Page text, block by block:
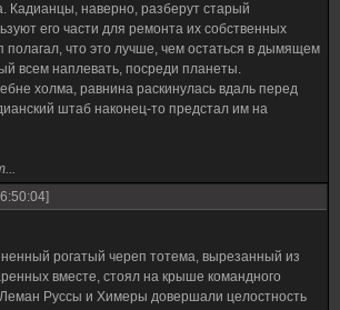
Кадианцы, наверно, разберут старый
его части для ремонта их собственных
что это лучше, чем остаться в дымящем
всем наплевать, посреди планеты.
холма, равнина раскинулась вдаль перед
штаб наконец-то предстал им на
рогатый череп тотема, вырезанный из
вместе, стоял на крыше командного
Руссы и Химеры довершали целостность